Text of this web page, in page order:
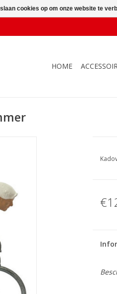
HOME
cookies op om onze website te